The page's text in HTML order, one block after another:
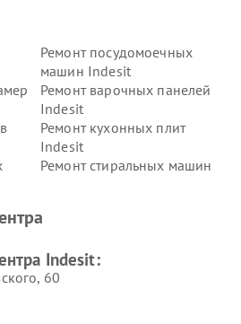
Ремонт посудомоечных
машин Indesit
Ремонт варочных панелей
Indesit
Ремонт кухонных плит
Indesit
Ремонт стиральных машин
Indesit
Indesit:
60